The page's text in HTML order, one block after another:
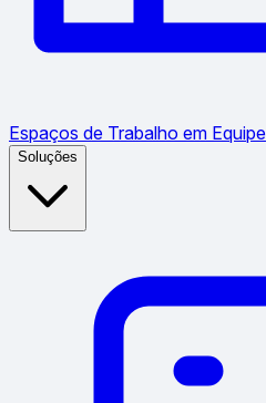
Espaços de Trabalho em Equipe
Soluções